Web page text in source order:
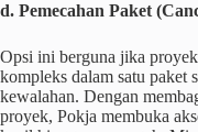
d. Pemecahan Paket
Opsi ini berguna jika
kompleks dalam satu paket
kewalahan. Dengan
proyek, Pokja membuka